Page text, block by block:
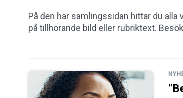
På den här samlingssidan hittar du alla
på tillhörande bild eller rubriktext.